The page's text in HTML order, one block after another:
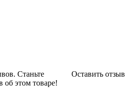
Оставить отзыв
Станьте
об этом товаре!